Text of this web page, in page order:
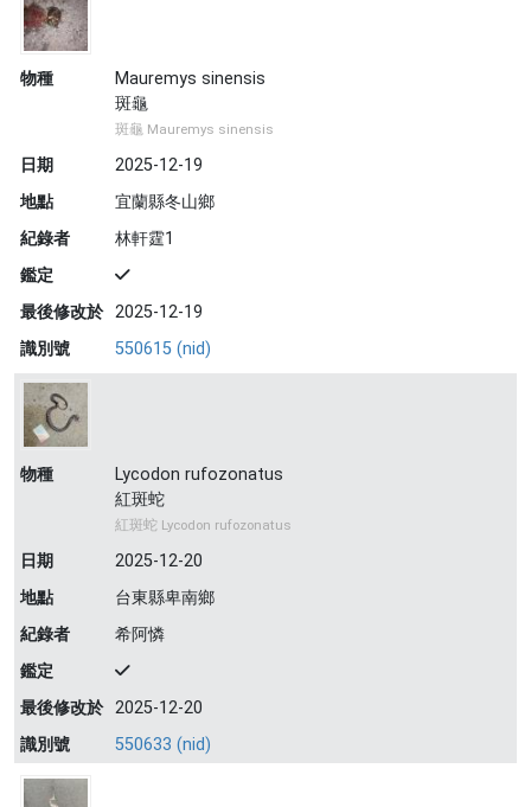
物種
Mauremys sinensis
斑龜
斑龜 Mauremys sinensis
日期
2025-12-19
地點
宜蘭縣冬山鄉
紀錄者
林軒霆1
鑑定
最後修改於 2025-12-19
識別號
550615 (nid)
物種
Lycodon rufozonatus
紅斑蛇
紅斑蛇 Lycodon rufozonatus
日期
2025-12-20
地點
台東縣卑南鄉
紀錄者
希阿憐
鑑定
最後修改於 2025-12-20
識別號
550633 (nid)